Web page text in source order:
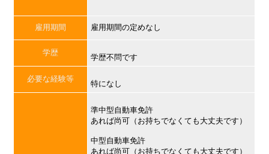
雇用期間 雇用期間の定めなし
学歴
学歴不問です
必要な経験等
特になし
準中型自動車免許
あれば尚可（お持ちでなくても大丈夫です）
中型自動車免許
あれば尚可（お持ちでなくても大丈夫です）